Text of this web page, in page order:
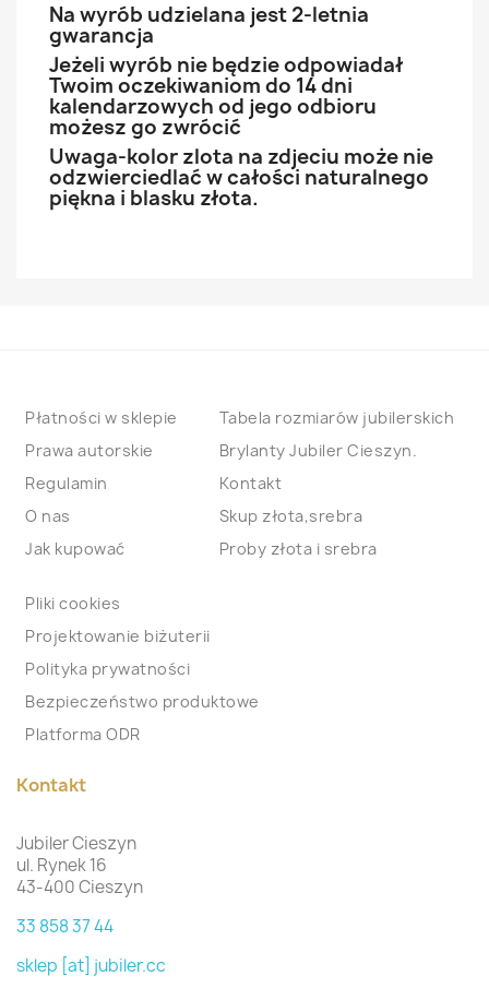
Na wyrób udzielana jest 2-letnia
gwarancja
Jeżeli wyrób nie będzie odpowiadał
Twoim oczekiwaniom do 14 dni
kalendarzowych od jego odbioru
możesz go zwrócić
Uwaga-kolor zlota na zdjeciu może nie
odzwierciedlać w całości naturalnego
piękna i blasku złota.
Płatności w sklepie
Prawa autorskie
Regulamin
O nas
Jak kupować
Tabela rozmiarów jubilerskich
Brylanty Jubiler Cieszyn.
Kontakt
Skup złota,srebra
Proby złota i srebra
Pliki cookies
Projektowanie biżuterii
Polityka prywatności
Bezpieczeństwo produktowe
Platforma ODR
Kontakt
Jubiler Cieszyn
ul. Rynek 16
43-400 Cieszyn
33 858 37 44
sklep [at] jubiler.cc